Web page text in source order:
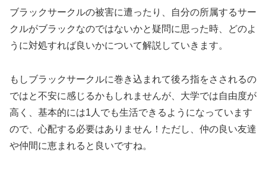
ブラックサークルの被害に遭ったり、
自分の所属するサー
クルがブラックなのではないかと疑問に思った時、どのよ
うに対処すれば良いかについて解説していきます。
もしブラックサークルに巻き込まれて後ろ指をさされるの
ではと不安に感じるかもしれませんが、大学では自由度が
高く、基本的には1人でも生活できるようになっています
ので、心配する必要はありません！ただし、仲の良い友達
や仲間に恵まれると良いですね。